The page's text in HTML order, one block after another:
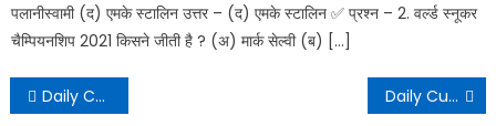
पलानीस्वामी (द) एमके स्टालिन उत्तर – (द) एमके स्टालिन ✅ प्रश्न – 2. वर्ल्ड स्नूकर
चैम्पियनशिप 2021 किसने जीती है ? (अ) मार्क सेल्वी (ब) […]
Daily Current Affairs – 19 August 2021 Daily Current Affairs – 20 August 2021